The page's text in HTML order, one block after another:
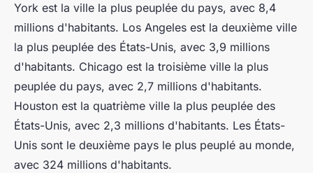
York est la ville la plus peuplée du pays, avec 8,4
millions d'habitants. Los Angeles est la deuxième ville
la plus peuplée des États-Unis, avec 3,9 millions
d'habitants. Chicago est la troisième ville la plus
peuplée du pays, avec 2,7 millions d'habitants.
Houston est la quatrième ville la plus peuplée des
États-Unis, avec 2,3 millions d'habitants. Les États-
Unis sont le deuxième pays le plus peuplé au monde,
avec 324 millions d'habitants.